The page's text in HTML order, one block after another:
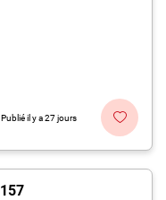
Publié il y a 27 jours